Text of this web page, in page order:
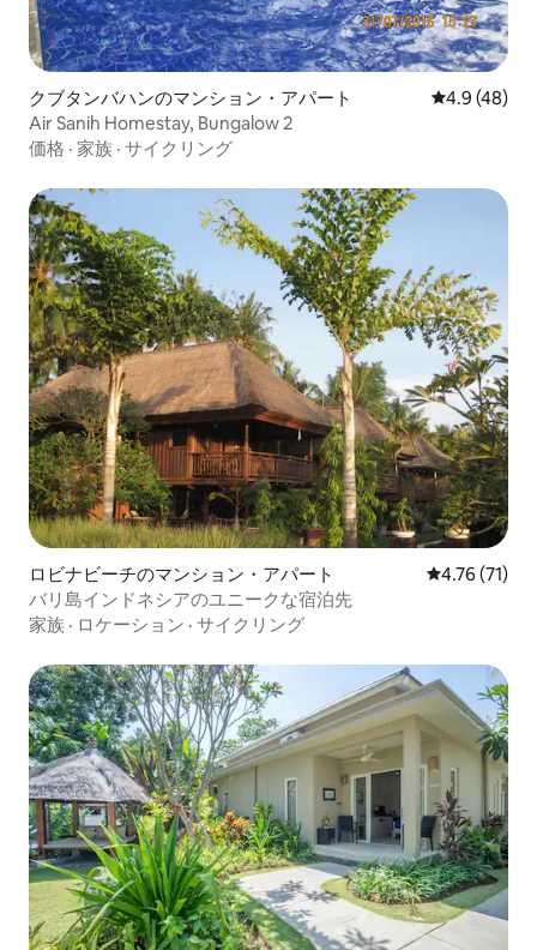
クブタンバハンのマンション・アパート レビュー48
4.9 (48)
Air Sanih Homestay, Bungalow 2
価格 · 家族 · サイクリング
ロビナビーチのマンション・アパート レビュー71
4.76 (71)
バリ島インドネシアのユニークな宿泊先
家族 · ロケーション · サイクリング